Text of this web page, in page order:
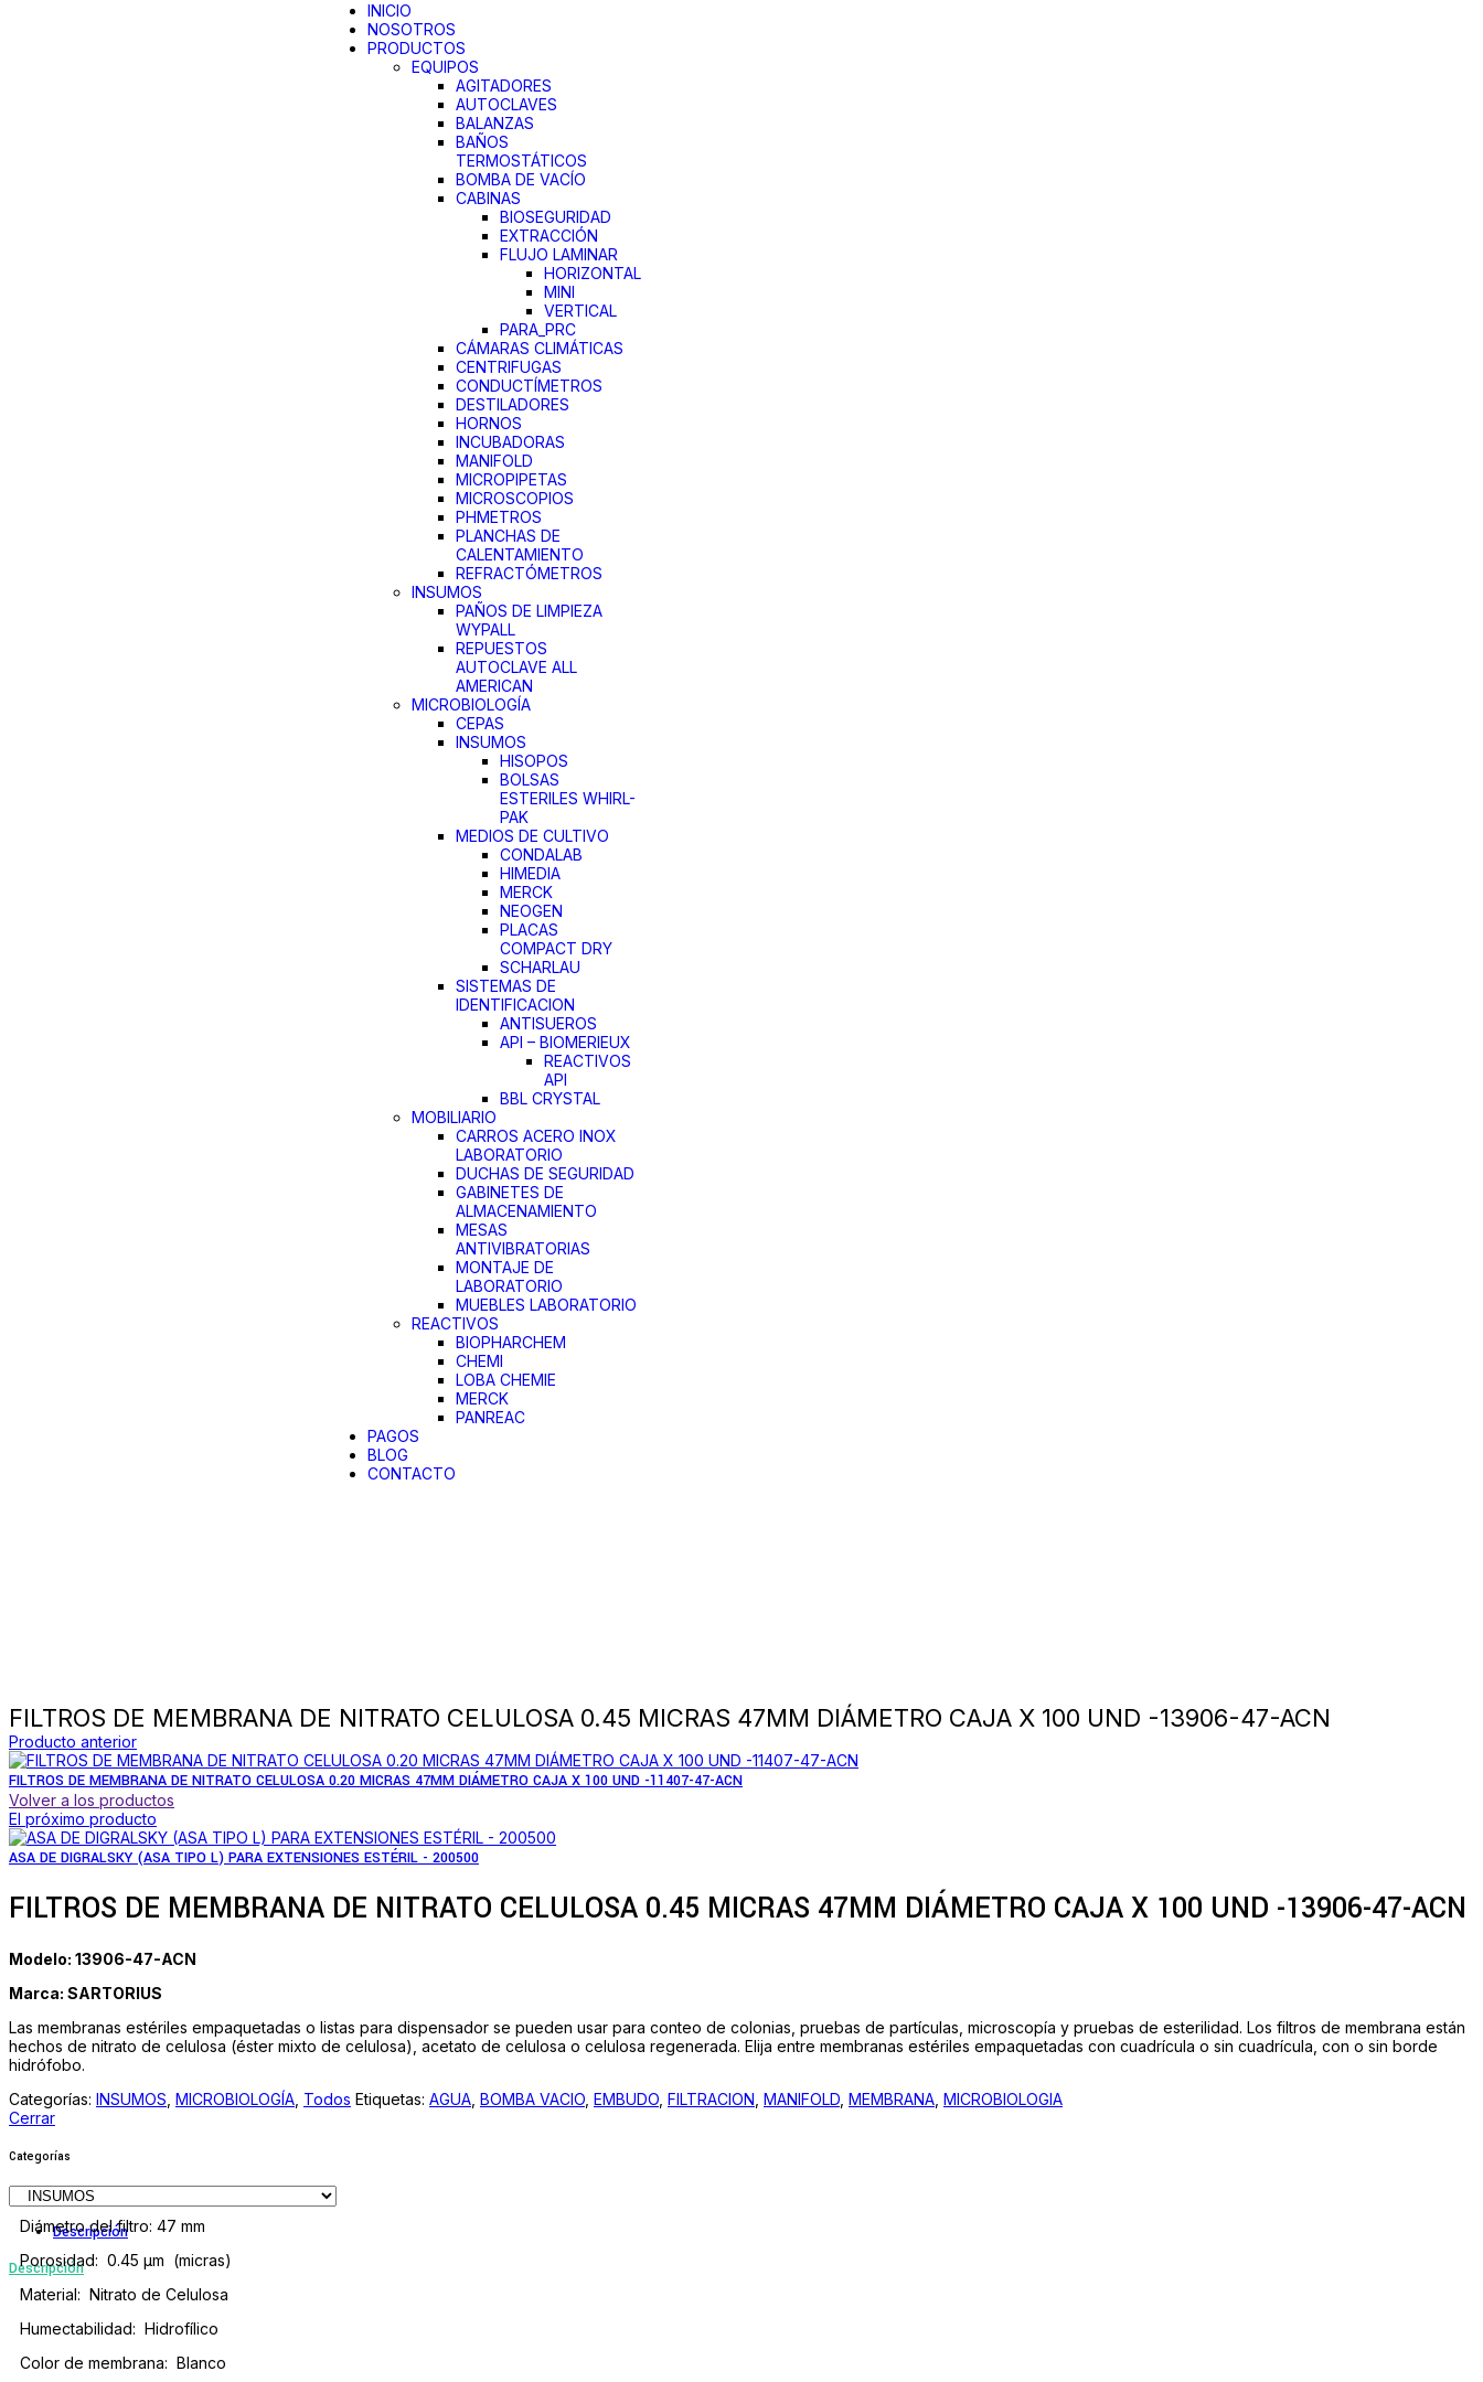
INICIO
NOSOTROS
PRODUCTOS
EQUIPOS
AGITADORES
AUTOCLAVES
BALANZAS
BAÑOS
TERMOSTÁTICOS
BOMBA DE VACÍO
CABINAS
BIOSEGURIDAD
EXTRACCIÓN
FLUJO LAMINAR
HORIZONTAL
MINI
VERTICAL
PARA_PRC
CÁMARAS CLIMÁTICAS
CENTRIFUGAS
CONDUCTÍMETROS
DESTILADORES
HORNOS
INCUBADORAS
MANIFOLD
MICROPIPETAS
MICROSCOPIOS
PHMETROS
PLANCHAS DE
CALENTAMIENTO
REFRACTÓMETROS
INSUMOS
PAÑOS DE LIMPIEZA
WYPALL
REPUESTOS
AUTOCLAVE ALL
AMERICAN
MICROBIOLOGÍA
CEPAS
INSUMOS
HISOPOS
BOLSAS
ESTERILES WHIRL-
PAK
MEDIOS DE CULTIVO
CONDALAB
HIMEDIA
MERCK
NEOGEN
PLACAS
COMPACT DRY
SCHARLAU
SISTEMAS DE
IDENTIFICACION
ANTISUEROS
API – BIOMERIEUX
REACTIVOS
API
BBL CRYSTAL
MOBILIARIO
CARROS ACERO INOX
LABORATORIO
DUCHAS DE SEGURIDAD
GABINETES DE
ALMACENAMIENTO
MESAS
ANTIVIBRATORIAS
MONTAJE DE
LABORATORIO
MUEBLES LABORATORIO
REACTIVOS
BIOPHARCHEM
CHEMI
LOBA CHEMIE
MERCK
PANREAC
PAGOS
BLOG
CONTACTO
FILTROS DE MEMBRANA DE NITRATO CELULOSA 0.45 MICRAS 47MM DIÁMETRO CAJA X 100 UND -13906-47-ACN
Producto anterior
FILTROS DE MEMBRANA DE NITRATO CELULOSA 0.20 MICRAS 47MM DIÁMETRO CAJA X 100 UND -11407-47-ACN
Volver a los productos
El próximo producto
ASA DE DIGRALSKY (ASA TIPO L) PARA EXTENSIONES ESTÉRIL - 200500
FILTROS DE MEMBRANA DE NITRATO CELULOSA 0.45 MICRAS 47MM DIÁMETRO CAJA X 100 UND -13906-47-ACN
Modelo: 13906-47-ACN
Marca: SARTORIUS
Las membranas estériles empaquetadas o listas para dispensador se pueden usar para conteo de colonias, pruebas de partículas, microscopía y pruebas de esterilidad. Los filtros de membrana están
hechos de nitrato de celulosa (éster mixto de celulosa), acetato de celulosa o celulosa regenerada. Elija entre membranas estériles empaquetadas con cuadrícula o sin cuadrícula, con o sin borde
hidrófobo.
Categorías: INSUMOS MICROBIOLOGÍA Todos Etiquetas: AGUA BOMBA VACIO EMBUDO FILTRACION MANIFOLD MEMBRANA MICROBIOLOGIA
Cerrar
Categorías
Descripción
Descripción
Diámetro del filtro: 47 mm
Porosidad: 0.45 µm (micras)
Material: Nitrato de Celulosa
Humectabilidad: Hidrofílico
Color de membrana: Blanco